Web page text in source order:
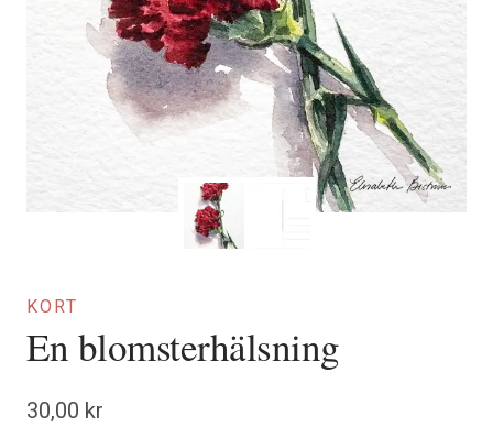
KORT
En blomsterhälsning
30,00 kr